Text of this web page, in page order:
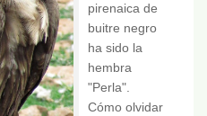
pirenaica de
buitre negro
ha sido la
hembra
"Perla".
Cómo olvidar